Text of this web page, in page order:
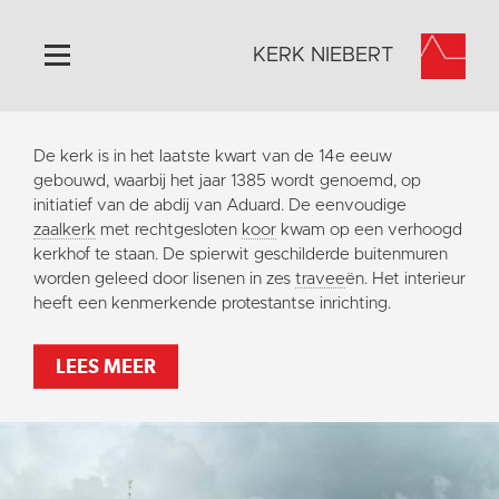
Home
Algemeen
Historie
Omgeving
Activiteiten
Contact
KERK NIEBERT
De kerk is in het laatste kwart van de 14e eeuw
gebouwd, waarbij het jaar 1385 wordt genoemd, op
initiatief van de abdij van Aduard. De eenvoudige
zaalkerk met rechtgesloten koor kwam op een verhoogd
kerkhof te staan. De spierwit geschilderde buitenmuren
worden geleed door lisenen in zes traveeën. Het interieur
heeft een kenmerkende protestantse inrichting.
LEES MEER